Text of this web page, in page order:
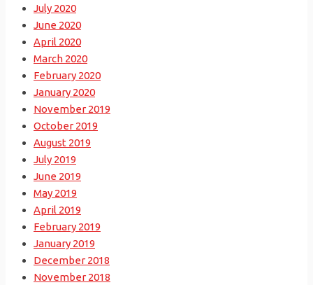
July 2020
June 2020
April 2020
March 2020
February 2020
January 2020
November 2019
October 2019
August 2019
July 2019
June 2019
May 2019
April 2019
February 2019
January 2019
December 2018
November 2018